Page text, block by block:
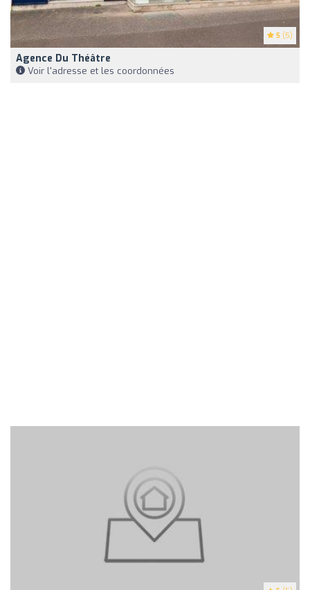
5 (5)
Agence Du Théâtre
Voir l'adresse et les coordonnées